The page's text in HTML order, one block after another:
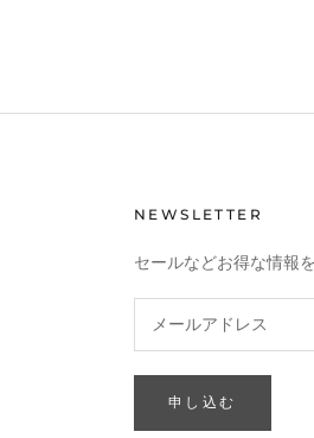
NEWSLETTER
セールなどお得な情報
申し込む